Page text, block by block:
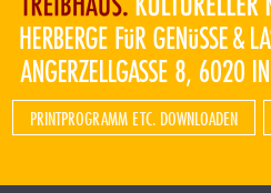
PRINTPROGRAMM ETC. DOWNLOADEN